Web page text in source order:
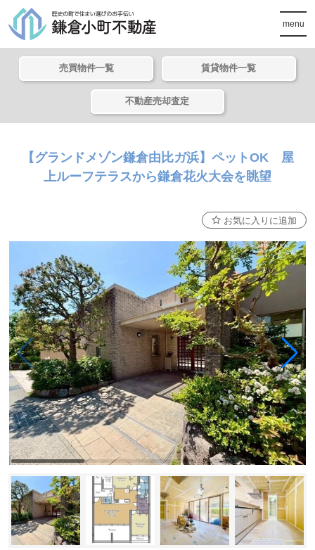
menu
売買物件一覧 賃貸物件一覧
不動産売却査定
【グランドメゾン鎌倉由比ガ浜】ペットOK 屋
上ルーフテラスから鎌倉花火大会を眺望
お気に入りに追加